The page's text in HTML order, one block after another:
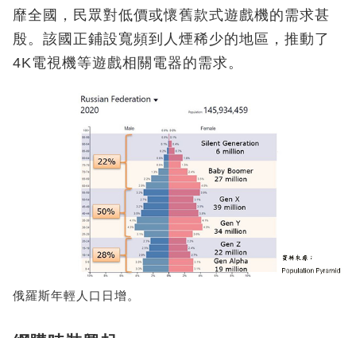
靡全國，民眾對低價或懷舊款式遊戲機的需求甚
殷。該國正鋪設寬頻到人煙稀少的地區，推動了
4K電視機等遊戲相關電器的需求。
俄羅斯年輕人口日增。